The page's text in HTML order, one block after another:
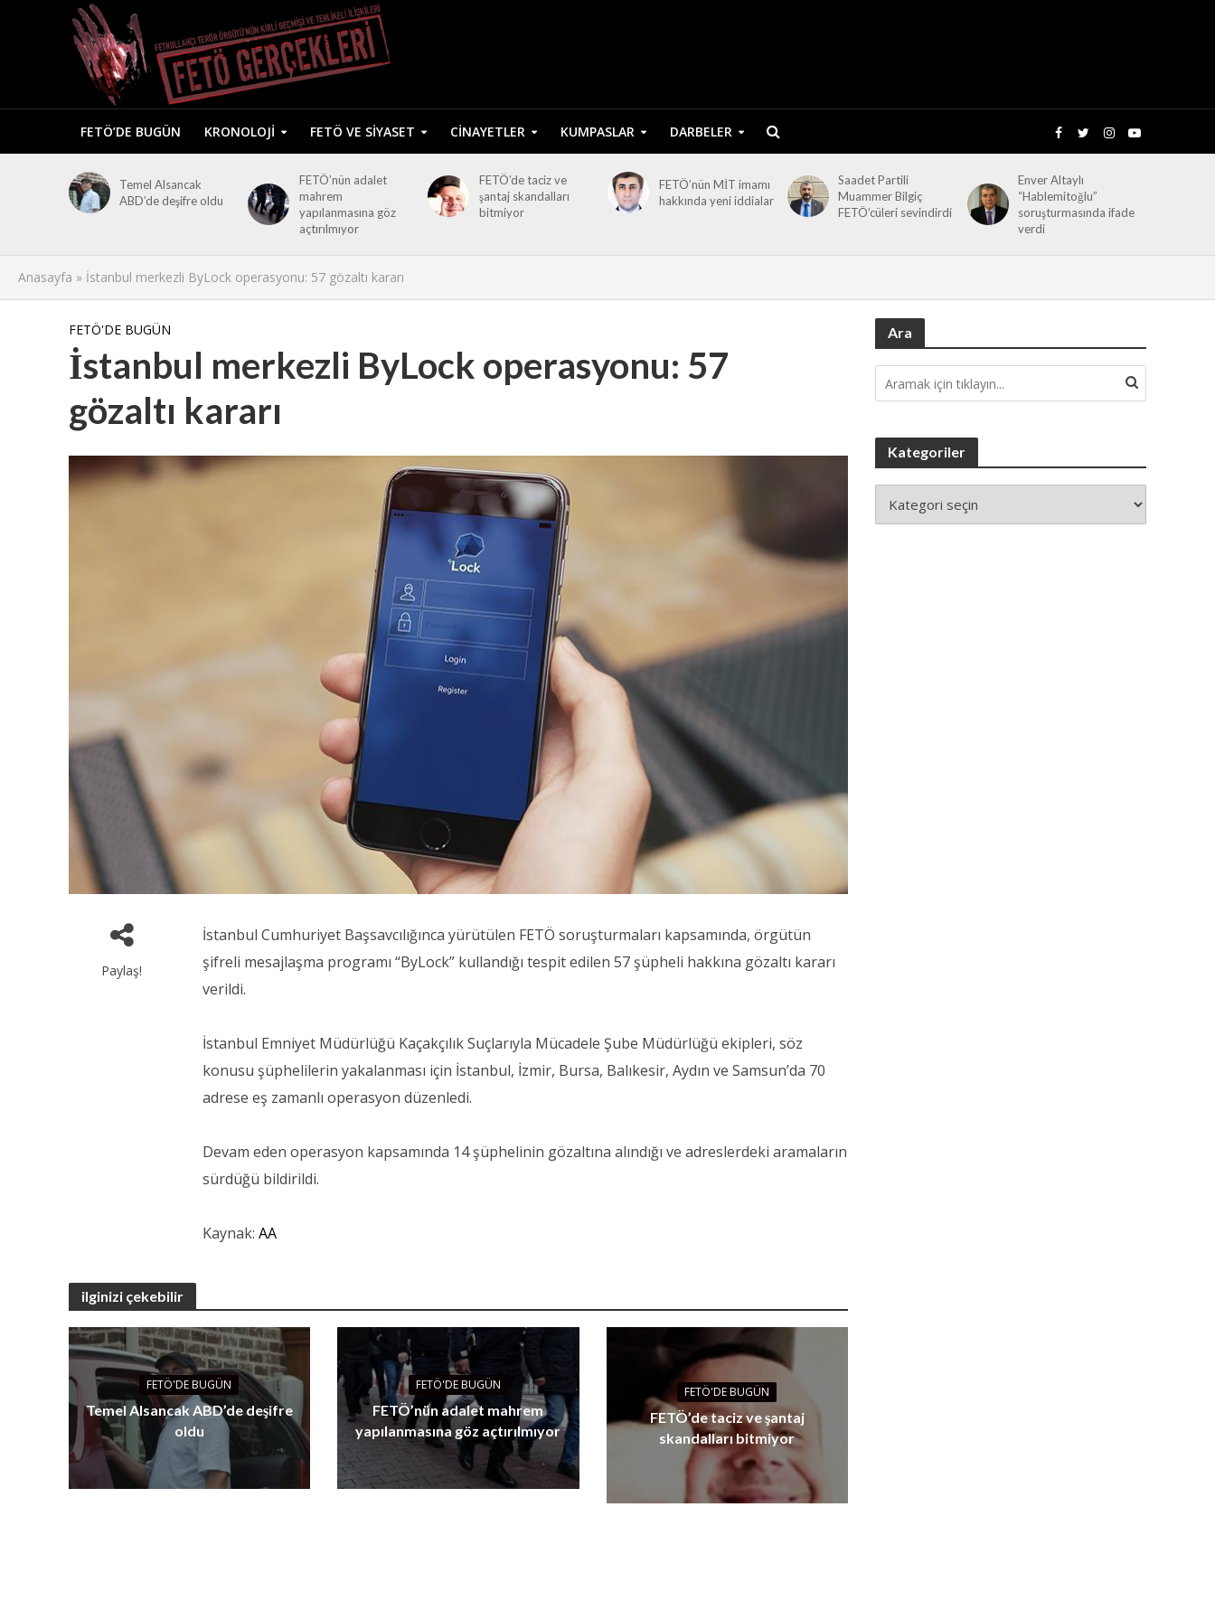
FETÖ’DE BUGÜN KRONOLOJI FETÖ VE SIYASET CINAYETLER KUMPASLAR DARBELER
Temel Alsancak
ABD’de deşifre oldu
FETÖ’nün adalet
mahrem
yapılanmasına göz
açtırılmıyor
FETÖ’de taciz ve
şantaj skandalları
bitmiyor
FETÖ’nün MİT imamı
hakkında yeni iddialar
Saadet Partili
Muammer Bilgiç
FETÖ’cüleri sevindirdi
Enver Altaylı
“Hablemitoğlu”
soruşturmasında ifade
verdi
Anasayfa » İstanbul merkezli ByLock operasyonu: 57 gözaltı kararı
FETÖ'DE BUGÜN
İstanbul merkezli ByLock operasyonu: 57
gözaltı kararı
Paylaş!
İstanbul Cumhuriyet Başsavcılığınca yürütülen FETÖ soruşturmaları kapsamında, örgütün
şifreli mesajlaşma programı “ByLock” kullandığı tespit edilen 57 şüpheli hakkına gözaltı kararı
verildi.
İstanbul Emniyet Müdürlüğü Kaçakçılık Suçlarıyla Mücadele Şube Müdürlüğü ekipleri, söz
konusu şüphelilerin yakalanması için İstanbul, İzmir, Bursa, Balıkesir, Aydın ve Samsun’da 70
adrese eş zamanlı operasyon düzenledi.
Devam eden operasyon kapsamında 14 şüphelinin gözaltına alındığı ve adreslerdeki aramaların
sürdüğü bildirildi.
Kaynak:AA
ilginizi çekebilir
FETÖ'DE BUGÜN
Temel Alsancak ABD’de deşifre
oldu
FETÖ'DE BUGÜN
FETÖ’nün adalet mahrem
yapılanmasına göz açtırılmıyor
FETÖ'DE BUGÜN
FETÖ’de taciz ve şantaj
skandalları bitmiyor
Ara
Kategoriler